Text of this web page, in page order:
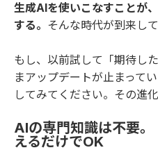
生成AIを使いこなすことが
する。 そんな時代が到来して
もし、以前試して「期待し
まアップデートが止まって
してみてください。その進
AIの専門知識は不要
えるだけでOK